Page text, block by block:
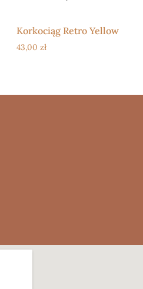
Korkociąg Retro Yellow
43,00 zł